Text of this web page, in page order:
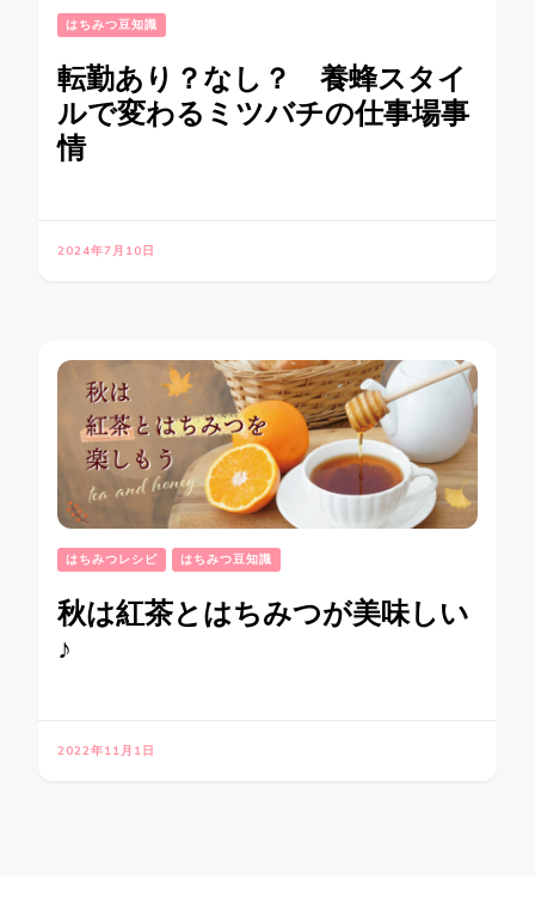
はちみつ豆知識
転勤あり？なし？ 養蜂スタイ
ルで変わるミツバチの仕事場事
情
2024年7月10日
はちみつレシピ はちみつ豆知識
秋は紅茶とはちみつが美味しい
♪
2022年11月1日